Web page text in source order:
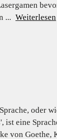
... Weiterlesen
oder
eine
von Goethe,